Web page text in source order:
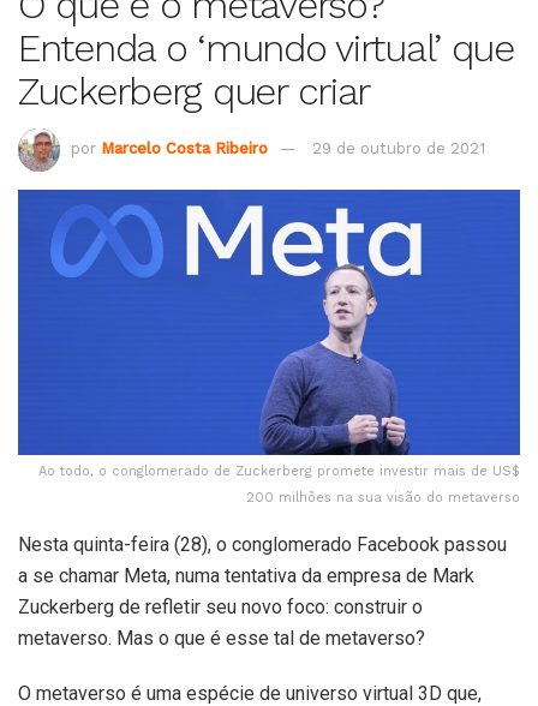
Entenda o ‘mundo virtual’ que
Zuckerberg quer criar
por Marcelo Costa Ribeiro 29 de outubro de 2021
Ao todo, o conglomerado de Zuckerberg promete investir mais de US$
200 milhões na sua visão do metaverso
Nesta quinta-feira (28), o conglomerado Facebook passou
a se chamar Meta, numa tentativa da empresa de Mark
Zuckerberg de refletir seu novo foco: construir o
metaverso. Mas o que é esse tal de metaverso?
O metaverso é uma espécie de universo virtual 3D que,